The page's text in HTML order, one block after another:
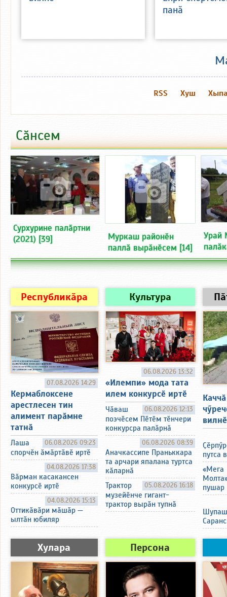
панӑ
Хуш
RSS
Сӑнсем
Сурхурине палӑртни
(2021) [39]
Муркаш районӗн
паллӑ вырӑнӗсем[14]
Урай
Республикӑра
07.08.2026 14:29
Кермаблоксене
арестлесен тин
алимент парӑмне
татнӑ
06.08.2026 09:23
Лаша
спорчӗн ӑмӑртӑвӗ иртӗ
04.08.2026 17:38
Вӑрман касакансен
конкурсӗ иртӗ
04.08.2026 15:13
Оттикӑвӑри мӑшӑр —
ылтӑн юбиляр
Культура
06.08.2026 13:32
«Илемпи» мода тата
илем конкурсӗ иртӗ
06.08.2026 12:13
Чӑваш
поэчӗсем Пӗтӗм тӗнчери
конкурсра палӑрнӑ
06.08.2026 08:39
Аначкассипе Праньккара
та арчари япалана туртса
кӑларнӑ
05.08.2026 16:18
Трактор
музейӗнче гигант-
трактор вырӑн тупнӑ
Каччӑ
вилнӗ
путса
«Мега
пушар
Хулара Персона